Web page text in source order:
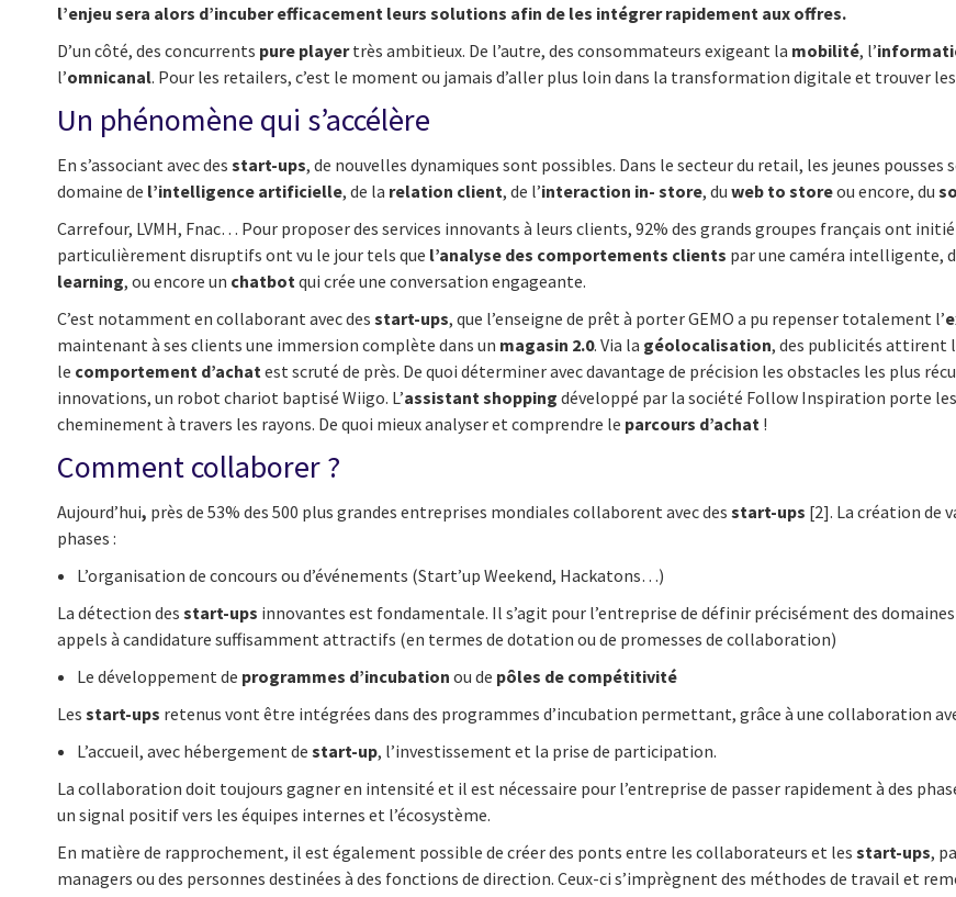
l’enjeu sera alors d’incuber efficacement leurs solutions afin de les intégrer rapidement aux offres.
D’un côté, des concurrents pure playertrès ambitieux. De l’autre, des consommateurs exigeant la mobilité, l’
l’omnicanal. Pour les retailers, c’est le moment ou jamais d’aller plus loin dans la transformation digitale et trouver
Un phénomène qui s’accélère
En s’associant avec des start-ups, de nouvelles dynamiques sont possibles. Dans le secteur du retail, les jeunes
domaine de l’intelligence artificielle, de la relation client, de l’interaction in- store, du web to storeou encore, du
Carrefour, LVMH, Fnac… Pour proposer des services innovants à leurs clients, 92% des grands groupes français ont
particulièrement disruptifs ont vu le jour tels que l’analyse des comportements clients par une caméra intelligente,
learning, ou encore un chatbot qui crée une conversation engageante.
C’est notamment en collaborant avec des start-ups, que l’enseigne de prêt à porter GEMO a pu repenser totalement l’
maintenant à ses clients une immersion complète dans un magasin 2.0. Via la géolocalisation, des publicités attirent
le comportement d’achat est scruté de près. De quoi déterminer avec davantage de précision les obstacles les plus
innovations, un robot chariot baptisé Wiigo. L’assistant shopping développé par la société Follow Inspiration porte
cheminement à travers les rayons. De quoi mieux analyser et comprendre le parcours d’achat !
Comment collaborer ?
Aujourd’hui, près de 53% des 500 plus grandes entreprises mondiales collaborent avec des start-ups [2]. La création de
phases :
L’organisation de concours ou d’événements (Start’up Weekend, Hackatons…)
La détection des start-ups innovantes est fondamentale. Il s’agit pour l’entreprise de définir précisément des
appels à candidature suffisamment attractifs (en termes de dotation ou de promesses de collaboration)
Le développement de programmes d’incubation ou de pôles de compétitivité
Les start-ups retenus vont être intégrées dans des programmes d’incubation permettant, grâce à une collaboration
L’accueil, avec hébergement de start-up, l’investissement et la prise de participation.
La collaboration doit toujours gagner en intensité et il est nécessaire pour l’entreprise de passer rapidement à des
un signal positif vers les équipes internes et l’écosystème.
En matière de rapprochement, il est également possible de créer des ponts entre les collaborateurs et les start-ups,
managers ou des personnes destinées à des fonctions de direction. Ceux-ci s’imprègnent des méthodes de travail et